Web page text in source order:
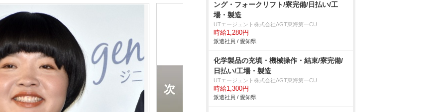
ング・フォークリフト/寮完備/日払い/工
場・製造
UTエージェント株式会社AGT東海第一CU
時給1,280円
派遣社員 / 愛知県
化学製品の充填・機械操作・結束/寮完備/
日払い/工場・製造
UTエージェント株式会社AGT東海第一CU
時給1,300円
派遣社員 / 愛知県